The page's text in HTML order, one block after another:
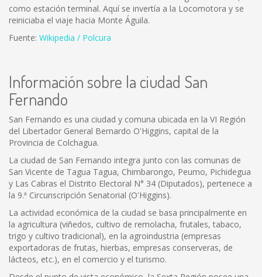
como estación terminal. Aquí se invertía a la Locomotora y se
reiniciaba el viaje hacia Monte Águila.
Fuente: Wikipedia / Polcura
Información sobre la ciudad San
Fernando
San Fernando es una ciudad y comuna ubicada en la VI Región
del Libertador General Bernardo O'Higgins, capital de la
Provincia de Colchagua.
La ciudad de San Fernando integra junto con las comunas de
San Vicente de Tagua Tagua, Chimbarongo, Peumo, Pichidegua
y Las Cabras el Distrito Electoral N° 34 (Diputados), pertenece a
la 9.ª Circunscripción Senatorial (O'Higgins).
La actividad económica de la ciudad se basa principalmente en
la agricultura (viñedos, cultivo de remolacha, frutales, tabaco,
trigo y cultivo tradicional), en la agroindustria (empresas
exportadoras de frutas, hierbas, empresas conserveras, de
lácteos, etc.), en el comercio y el turismo.